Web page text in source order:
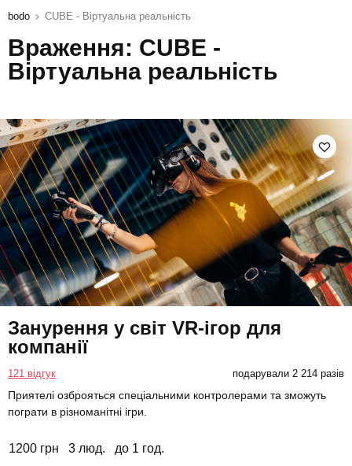
bodo CUBE - Віртуальна реальність
Враження: CUBE -
Віртуальна реальність
Занурення у світ VR-ігор для
компанії
121 відгук подарували 2 214 разів
Приятелі озброяться спеціальними контролерами та зможуть
пограти в різноманітні ігри.
1200 грн 3 люд. до 1 год.